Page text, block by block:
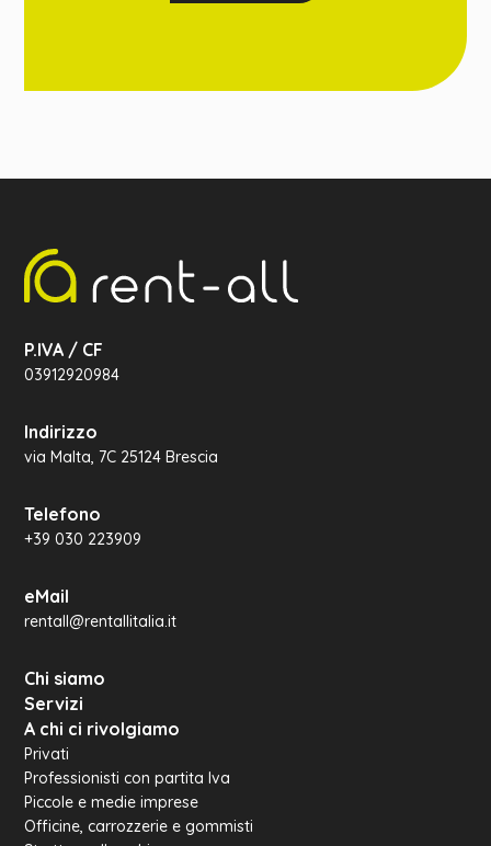
P.IVA / CF
03912920984
Indirizzo
via Malta, 7C 25124 Brescia
Telefono
+39 030 223909
eMail
rentall@rentallitalia.it
Chi siamo
Servizi
A chi ci rivolgiamo
Privati
Professionisti con partita Iva
Piccole e medie imprese
Officine, carrozzerie e gommisti